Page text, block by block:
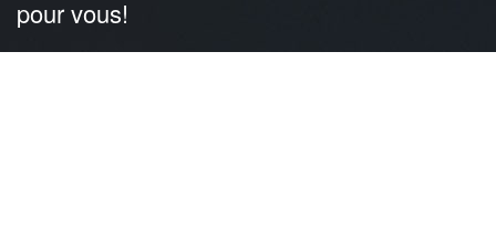
pour vous!